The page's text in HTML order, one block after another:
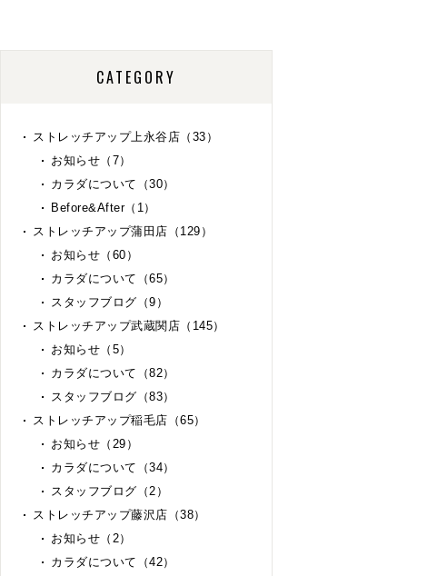
CATEGORY
ストレッチアップ上永谷店（33）
お知らせ（7）
カラダについて（30）
Before&After（1）
ストレッチアップ蒲田店（129）
お知らせ（60）
カラダについて（65）
スタッフブログ（9）
ストレッチアップ武蔵関店（145）
お知らせ（5）
カラダについて（82）
スタッフブログ（83）
ストレッチアップ稲毛店（65）
お知らせ（29）
カラダについて（34）
スタッフブログ（2）
ストレッチアップ藤沢店（38）
お知らせ（2）
カラダについて（42）